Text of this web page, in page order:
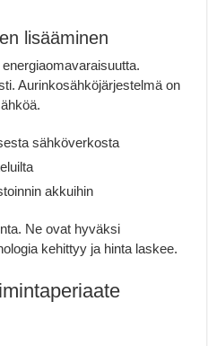
lisääminen
Aurinkosähköjärjestelmä on
sähköverkosta
akkuihin
Ne ovat hyväksi
kehittyy ja hinta laskee.